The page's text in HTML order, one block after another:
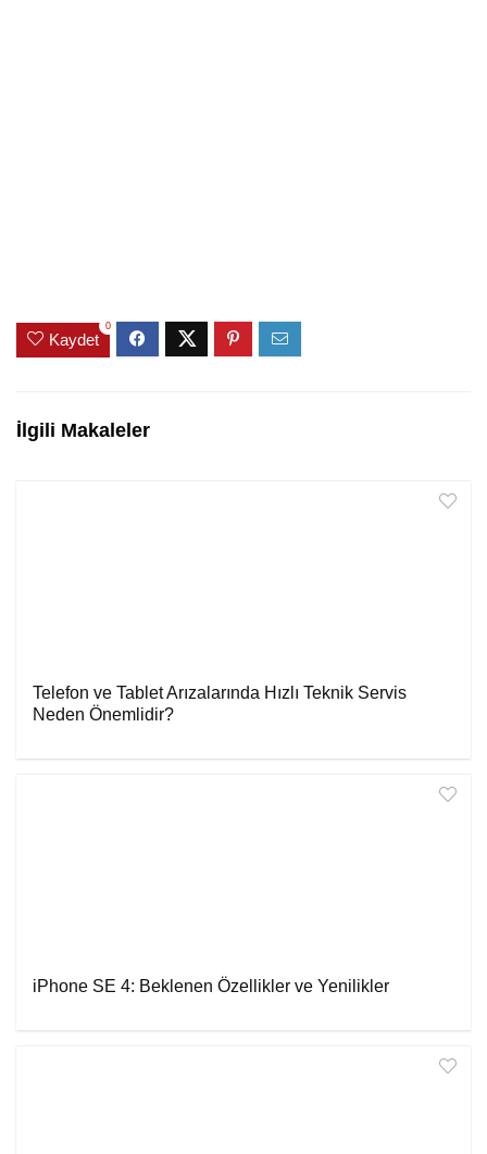
Kaydet
0
İlgili Makaleler
Telefon ve Tablet Arızalarında Hızlı Teknik Servis
Neden Önemlidir?
iPhone SE 4: Beklenen Özellikler ve Yenilikler